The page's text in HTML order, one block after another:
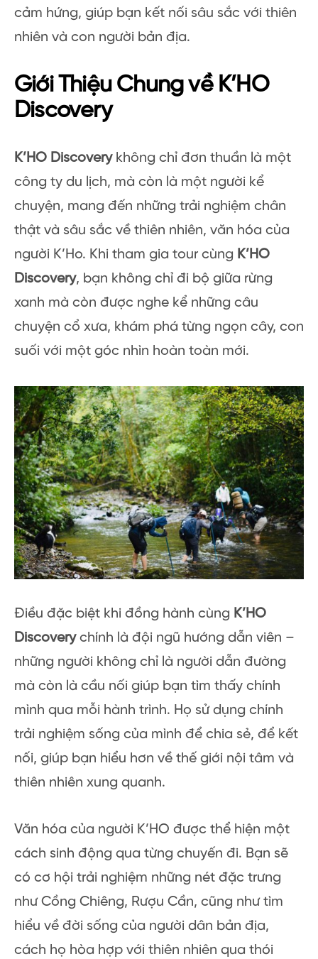
cảm hứng, giúp bạn kết nối sâu sắc với thiên
nhiên và con người bản địa.
Giới Thiệu Chung về K’HO
Discovery
K’HO Discoverykhông chỉ đơn thuần là một
công ty du lịch, mà còn là một người kể
chuyện, mang đến những trải nghiệm chân
thật và sâu sắc về thiên nhiên, văn hóa của
người K’Ho. Khi tham gia tour cùng K’HO
Discovery, bạn không chỉ đi bộ giữa rừng
xanh mà còn được nghe kể những câu
chuyện cổ xưa, khám phá từng ngọn cây, con
suối với một góc nhìn hoàn toàn mới.
Điều đặc biệt khi đồng hành cùng K’HO
Discoverychính là đội ngũ hướng dẫn viên –
những người không chỉ là người dẫn đường
mà còn là cầu nối giúp bạn tìm thấy chính
mình qua mỗi hành trình. Họ sử dụng chính
trải nghiệm sống của mình để chia sẻ, để kết
nối, giúp bạn hiểu hơn về thế giới nội tâm và
thiên nhiên xung quanh.
Văn hóa của người K’HO được thể hiện một
cách sinh động qua từng chuyến đi. Bạn sẽ
có cơ hội trải nghiệm những nét đặc trưng
như Cồng Chiêng, Rượu Cần, cũng như tìm
hiểu về đời sống của người dân bản địa,
cách họ hòa hợp với thiên nhiên qua thói